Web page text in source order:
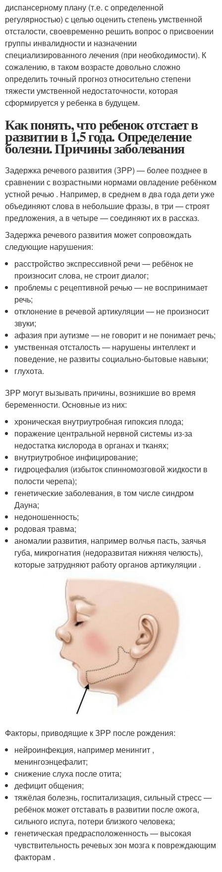
диспансерному плану (т.е. с определенной
регулярностью) с целью оценить степень умственной
отсталости, своевременно решить вопрос о присвоении
группы инвалидности и назначении
специализированного лечения (при необходимости). К
сожалению, в таком возрасте довольно сложно
определить точный прогноз относительно степени
тяжести умственной недостаточности, которая
сформируется у ребенка в будущем.
Как понять, что ребенок отстает в
развитии в 1,5 года. Определение
болезни. Причины заболевания
Задержка речевого развития (ЗРР) — более позднее в
сравнении с возрастными нормами овладение ребёнком
устной речью . Например, в среднем в два года дети уже
объединяют слова в небольшие фразы, в три — строят
предложения, а в четыре — соединяют их в рассказ.
Задержка речевого развития может сопровождать
следующие нарушения:
расстройство экспрессивной речи — ребёнок не
произносит слова, не строит диалог;
проблемы с рецептивной речью — не воспринимает
речь;
отклонение в речевой артикуляции — не произносит
звуки;
афазия при аутизме — не говорит и не понимает речь;
умственная отсталость — нарушены интеллект и
поведение, не развиты социально-бытовые навыки;
глухота.
ЗРР могут вызывать причины, возникшие во время
беременности. Основные из них:
хроническая внутриутробная гипоксия плода;
поражение центральной нервной системы из-за
недостатка кислорода в органах и тканях;
внутриутробное инфицирование;
гидроцефалия (избыток спинномозговой жидкости в
полости черепа);
генетические заболевания, в том числе синдром
Дауна;
недоношенность;
родовая травма;
аномалии развития, например волчья пасть, заячья
губа, микрогнатия (недоразвитая нижняя челюсть),
которые затрудняют работу органов артикуляции .
Факторы, приводящие к ЗРР после рождения:
нейроинфекция, например менингит ,
менингоэнцефалит;
снижение слуха после отита;
дефицит общения;
тяжёлая болезнь, госпитализация, сильный стресс —
ребёнок может отставать в развитии после ожога,
сильного испуга, потери близкого человека;
генетическая предрасположенность — высокая
чувствительность речевых зон мозга к повреждающим
факторам .